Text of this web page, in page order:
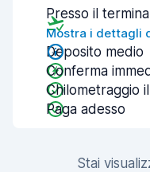
Presso il terminal
Mostra i dettagli
Deposito medio
Conferma
Chilometraggio
Paga adesso
Stai